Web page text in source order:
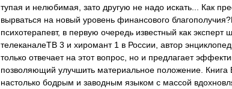
тупая и нелюбимая, зато другую не надо искать... Как
вырваться на новый уровень финансового
психотерапевт, в первую очередь известный как эксперт
телеканалеТВ 3 и хиромант 1 в России, автор
только отвечает на этот вопрос, но и предлагает
позволяющий улучшить материальное положение. Книга
настолько бодрым и заводным языком с массой